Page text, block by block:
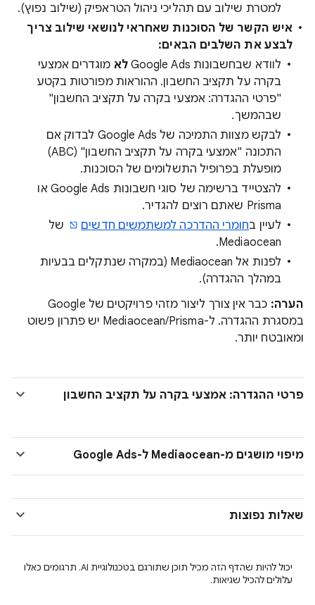
למטרת שילוב עם תהליכי ניהול הטראפיק (שילוב נפוץ).
איש הקשר של הסוכנות שאחראי לנושאי שילוב צריך
לבצע את השלבים הבאים:
לוודא שבחשבונות Google Ads
לא מוגדרים אמצעי
בקרה על תקציב החשבון. ההוראות מפורטות בקטע
"פרטי ההגדרה: אמצעי בקרה על תקציב החשבון"
שבהמשך.
לבקש מצוות התמיכה של Google Ads לבדוק אם
התכונה "אמצעי בקרה על תקציב החשבון" (ABC)
מופעלת בפרופיל התשלומים של הסוכנות.
להצטייד ברשימה של סוגי חשבונות Google Ads או
Prisma שאתם רוצים להגדיר.
לעיין בחומרי ההדרכה למשתמשים חדשים
של
Mediaocean.
לפנות אל Mediaocean (במקרה שנתקלים בבעיות
במהלך ההגדרה).
הערה:
כבר אין צורך ליצור מזהי פרויקטים של Google
במסגרת ההגדרה. ל-Mediaocean/Prisma יש פתרון פשוט
ומאובטח יותר.
פרטי ההגדרה: אמצעי בקרה על תקציב החשבון
מיפוי מושגים מ-Mediaocean ל-Google Ads
שאלות נפוצות
יכול להיות שהדף הזה מכיל תוכן שתורגם בטכנולוגיית AI. תרגומים כאלו
עלולים להכיל שגיאות.